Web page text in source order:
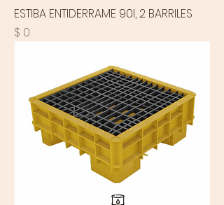
ESTIBA ENTIDERRAME 90l, 2 BARRILES
Precio
$ 0